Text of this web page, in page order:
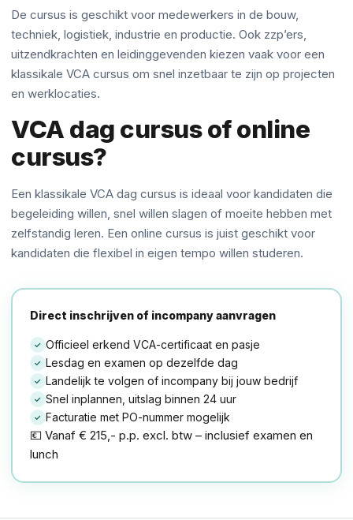
De cursus is geschikt voor medewerkers in de bouw,
techniek, logistiek, industrie en productie. Ook zzp’ers,
uitzendkrachten en leidinggevenden kiezen vaak voor een
klassikale VCA cursus om snel inzetbaar te zijn op projecten
en werklocaties.
VCA dag cursus of online
cursus?
Een klassikale VCA dag cursus is ideaal voor kandidaten die
begeleiding willen, snel willen slagen of moeite hebben met
zelfstandig leren. Een online cursus is juist geschikt voor
kandidaten die flexibel in eigen tempo willen studeren.
Direct inschrijven of incompany aanvragen
✓ Officieel erkend VCA-certificaat en pasje
✓ Lesdag en examen op dezelfde dag
✓ Landelijk te volgen of incompany bij jouw bedrijf
✓ Snel inplannen, uitslag binnen 24 uur
✓ Facturatie met PO-nummer mogelijk
💶 Vanaf € 215,- p.p. excl. btw – inclusief examen en
lunch